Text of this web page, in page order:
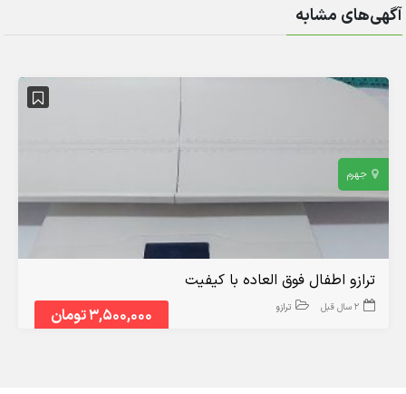
آگهی‌های مشابه
جهرم
3,500,000 تومان
ترازو اطفال فوق العاده با کیفیت
2 سال قبل ترازو